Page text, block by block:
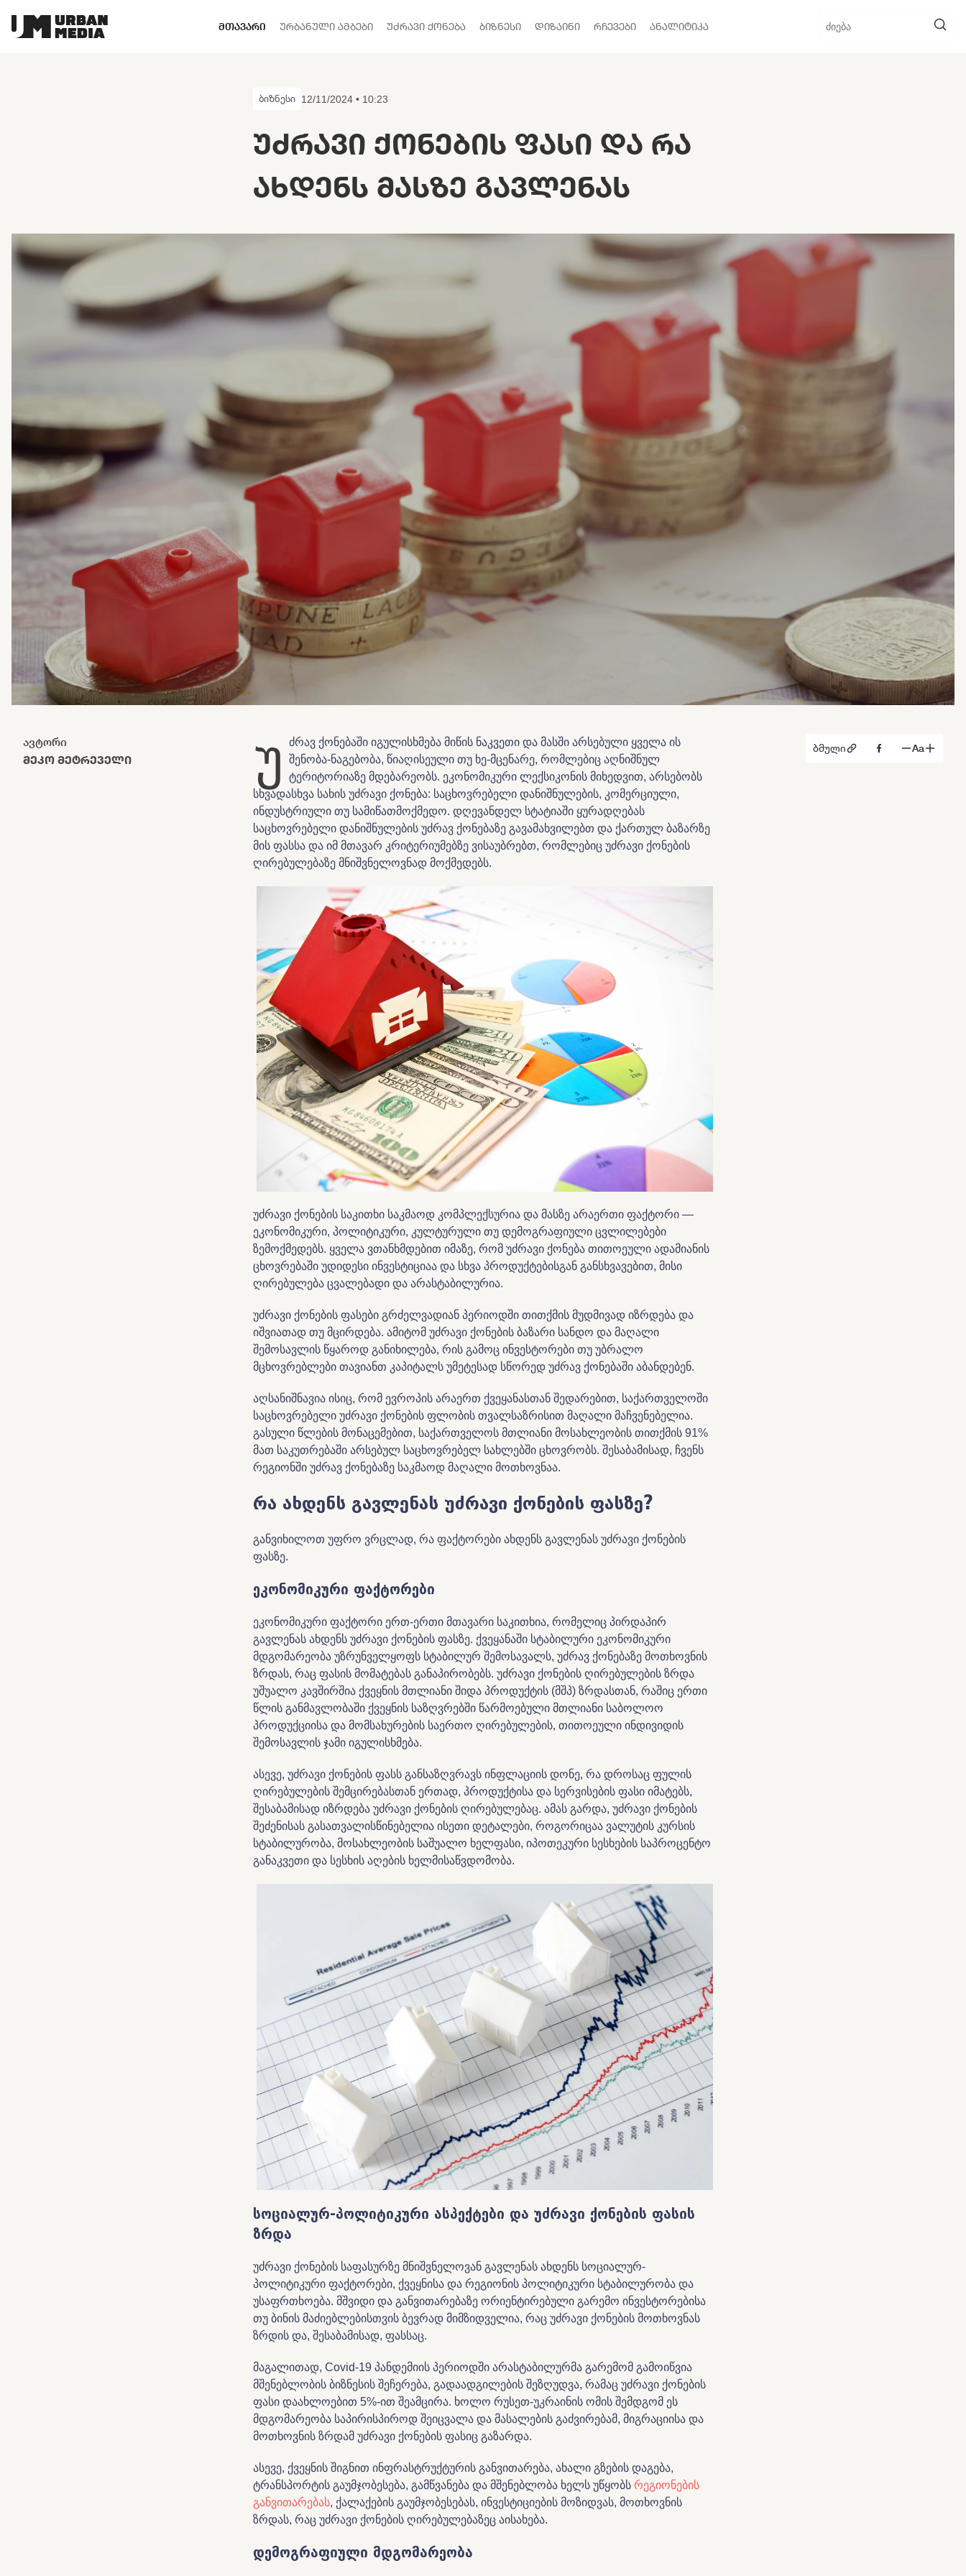
ᲛᲗᲐᲕᲐᲠᲘ ᲣᲠᲑᲐᲜᲣᲚᲘ ᲐᲛᲑᲔᲑᲘ ᲣᲫᲠᲐᲕᲘ ᲥᲝᲜᲔᲑᲐ ᲑᲘᲖᲜᲔᲡᲘ ᲓᲘᲖᲐᲘᲜᲘ ᲠᲩᲔᲕᲔᲑᲘ ᲐᲜᲐᲚᲘᲢᲘᲙᲐ
ბიზნესი 12/11/2024 • 10:23
ᲣᲫᲠᲐᲕᲘ ᲥᲝᲜᲔᲑᲘᲡ ᲤᲐᲡᲘ ᲓᲐ ᲠᲐ
ᲐᲮᲓᲔᲜᲡ ᲛᲐᲡᲖᲔ ᲒᲐᲕᲚᲔᲜᲐᲡ
ავტორი
ᲛᲔᲙᲝ ᲛᲔᲢᲠᲔᲕᲔᲚᲘ უ
ძრავ ქონებაში იგულისხმება მიწის ნაკვეთი და მასში არსებული ყველა ის
შენობა-ნაგებობა, წიაღისეული თუ ხე-მცენარე, რომლებიც აღნიშნულ
ტერიტორიაზე მდებარეობს. ეკონომიკური ლექსიკონის მიხედვით, არსებობს
სხვადასხვა სახის უძრავი ქონება: საცხოვრებელი დანიშნულების, კომერციული,
ინდუსტრიული თუ სამიწათმოქმედო. დღევანდელ სტატიაში ყურადღებას
საცხოვრებელი დანიშნულების უძრავ ქონებაზე გავამახვილებთ და ქართულ ბაზარზე
მის ფასსა და იმ მთავარ კრიტერიუმებზე ვისაუბრებთ, რომლებიც უძრავი ქონების
ღირებულებაზე მნიშვნელოვნად მოქმედებს.
უძრავი ქონების საკითხი საკმაოდ კომპლექსურია და მასზე არაერთი ფაქტორი —
ეკონომიკური, პოლიტიკური, კულტურული თუ დემოგრაფიული ცვლილებები
ზემოქმედებს. ყველა ვთანხმდებით იმაზე, რომ უძრავი ქონება თითოეული ადამიანის
ცხოვრებაში უდიდესი ინვესტიციაა და სხვა პროდუქტებისგან განსხვავებით, მისი
ღირებულება ცვალებადი და არასტაბილურია.
უძრავი ქონების ფასები გრძელვადიან პერიოდში თითქმის მუდმივად იზრდება და
იშვიათად თუ მცირდება. ამიტომ უძრავი ქონების ბაზარი სანდო და მაღალი
შემოსავლის წყაროდ განიხილება, რის გამოც ინვესტორები თუ უბრალო
მცხოვრებლები თავიანთ კაპიტალს უმეტესად სწორედ უძრავ ქონებაში აბანდებენ.
აღსანიშნავია ისიც, რომ ევროპის არაერთ ქვეყანასთან შედარებით, საქართველოში
საცხოვრებელი უძრავი ქონების ფლობის თვალსაზრისით მაღალი მაჩვენებელია.
გასული წლების მონაცემებით, საქართველოს მთლიანი მოსახლეობის თითქმის 91%
მათ საკუთრებაში არსებულ საცხოვრებელ სახლებში ცხოვრობს. შესაბამისად, ჩვენს
რეგიონში უძრავ ქონებაზე საკმაოდ მაღალი მოთხოვნაა.
რა ახდენს გავლენას უძრავი ქონების ფასზე?
განვიხილოთ უფრო ვრცლად, რა ფაქტორები ახდენს გავლენას უძრავი ქონების
ფასზე.
ეკონომიკური ფაქტორები
ეკონომიკური ფაქტორი ერთ-ერთი მთავარი საკითხია, რომელიც პირდაპირ
გავლენას ახდენს უძრავი ქონების ფასზე. ქვეყანაში სტაბილური ეკონომიკური
მდგომარეობა უზრუნველყოფს სტაბილურ შემოსავალს, უძრავ ქონებაზე მოთხოვნის
ზრდას, რაც ფასის მომატებას განაპირობებს. უძრავი ქონების ღირებულების ზრდა
უშუალო კავშირშია ქვეყნის მთლიანი შიდა პროდუქტის (მშპ) ზრდასთან, რაშიც ერთი
წლის განმავლობაში ქვეყნის საზღვრებში წარმოებული მთლიანი საბოლოო
პროდუქციისა და მომსახურების საერთო ღირებულების, თითოეული ინდივიდის
შემოსავლის ჯამი იგულისხმება.
ასევე, უძრავი ქონების ფასს განსაზღვრავს ინფლაციის დონე, რა დროსაც ფულის
ღირებულების შემცირებასთან ერთად, პროდუქტისა და სერვისების ფასი იმატებს,
შესაბამისად იზრდება უძრავი ქონების ღირებულებაც. ამას გარდა, უძრავი ქონების
შეძენისას გასათვალისწინებელია ისეთი დეტალები, როგორიცაა ვალუტის კურსის
სტაბილურობა, მოსახლეობის საშუალო ხელფასი, იპოთეკური სესხების საპროცენტო
განაკვეთი და სესხის აღების ხელმისაწვდომობა.
სოციალურ-პოლიტიკური ასპექტები და უძრავი ქონების ფასის
ზრდა
უძრავი ქონების საფასურზე მნიშვნელოვან გავლენას ახდენს სოციალურ-
პოლიტიკური ფაქტორები, ქვეყნისა და რეგიონის პოლიტიკური სტაბილურობა და
უსაფრთხოება. მშვიდი და განვითარებაზე ორიენტირებული გარემო ინვესტორებისა
თუ ბინის მაძიებლებისთვის ბევრად მიმზიდველია, რაც უძრავი ქონების მოთხოვნას
ზრდის და, შესაბამისად, ფასსაც.
მაგალითად, Covid-19 პანდემიის პერიოდში არასტაბილურმა გარემომ გამოიწვია
მშენებლობის ბიზნესის შეჩერება, გადაადგილების შეზღუდვა, რამაც უძრავი ქონების
ფასი დაახლოებით 5%-ით შეამცირა. ხოლო რუსეთ-უკრაინის ომის შემდგომ ეს
მდგომარეობა საპირისპიროდ შეიცვალა და მასალების გაძვირებამ, მიგრაციისა და
მოთხოვნის ზრდამ უძრავი ქონების ფასიც გაზარდა.
ასევე, ქვეყნის შიგნით ინფრასტრუქტურის განვითარება, ახალი გზების დაგება,
ტრანსპორტის გაუმჯობესება, გამწვანება და მშენებლობა ხელს უწყობს რეგიონების
განვითარებას, ქალაქების გაუმჯობესებას, ინვესტიციების მოზიდვას, მოთხოვნის
ზრდას, რაც უძრავი ქონების ღირებულებაზეც აისახება.
დემოგრაფიული მდგომარეობა
ბმული Aa